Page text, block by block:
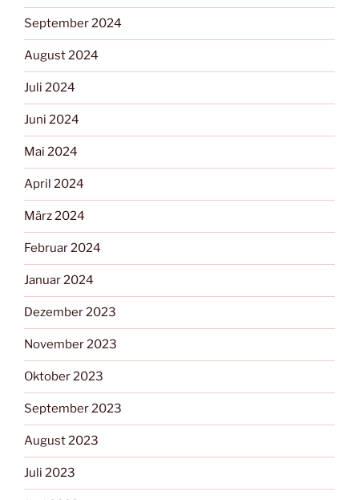
September 2024
August 2024
Juli 2024
Juni 2024
Mai 2024
April 2024
März 2024
Februar 2024
Januar 2024
Dezember 2023
November 2023
Oktober 2023
September 2023
August 2023
Juli 2023